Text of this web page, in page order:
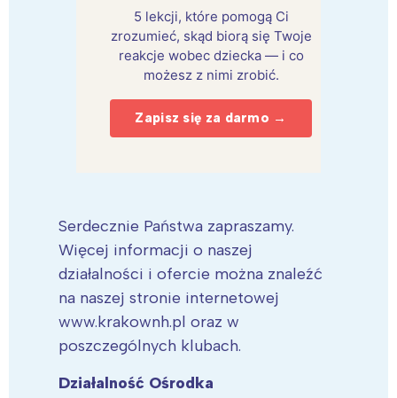
5 lekcji, które pomogą Ci
zrozumieć, skąd biorą się Twoje
reakcje wobec dziecka — i co
możesz z nimi zrobić.
Zapisz się za darmo →
Serdecznie Państwa zapraszamy.
Więcej informacji o naszej
działalności i ofercie można znaleźć
na naszej stronie internetowej
www.krakownh.pl oraz w
poszczególnych klubach.
Działalność Ośrodka